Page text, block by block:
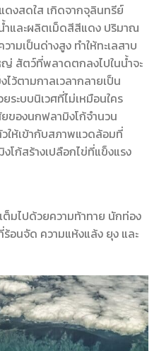
ดงสดใส เกิดจากจุลินทรีย์
ำและผลิตเม็ดสีสีแดง ปริมาณ
มเป็นด่างสูง ทำให้ทะเลสาบ
ญ่ สัตว์ที่พลาดตกลงไปในน้ำจะ
ว้ตามกาลเวลากลายเป็น
ระบบนิเวศที่ไม่เหมือนใคร
ของนกฟลามิงโก้จำนวน
ให้เข้ากับสภาพแวดล้อมที่
โก้สร้างเปลือกไข่ที่แข็งแรง
ต็มไปด้วยความท้าทาย นักท่อง
อนจัด ความแห้งแล้ง ยุง และ